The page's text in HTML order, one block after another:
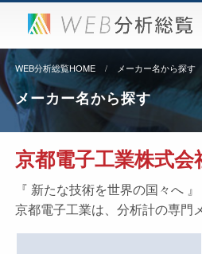
WEB分析総覧HOME メーカー名から探す
メーカー名から探す
京都電子工業株式会
『 新たな技術を世界の国々へ 』
京都電子工業は、分析計の専門